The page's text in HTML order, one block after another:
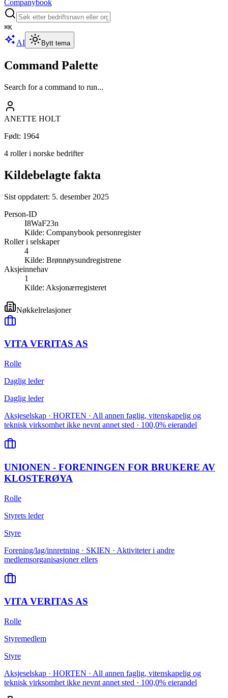
Companybook
⌘K
AI Bytt tema
Command Palette
Search for a command to run...
ANETTE HOLT
Født: 1964
4 roller i norske bedrifter
Kildebelagte fakta
Sist oppdatert: 5. desember 2025
Person-ID
I8WaF23n
Kilde: Companybook personregister
Roller i selskaper
4
Kilde: Brønnøysundregistrene
Aksjeinnehav
1
Kilde: Aksjonærregisteret
Nøkkelrelasjoner
VITA VERITAS AS
Rolle
Daglig leder
Daglig leder
Aksjeselskap · HORTEN · All annen faglig, vitenskapelig og
teknisk virksomhet ikke nevnt annet sted · 100,0% eierandel
UNIONEN - FORENINGEN FOR BRUKERE AV
KLOSTERØYA
Rolle
Styrets leder
Styre
Forening/lag/innretning · SKIEN · Aktiviteter i andre
medlemsorganisasjoner ellers
VITA VERITAS AS
Rolle
Styremedlem
Styre
Aksjeselskap · HORTEN · All annen faglig, vitenskapelig og
teknisk virksomhet ikke nevnt annet sted · 100,0% eierandel